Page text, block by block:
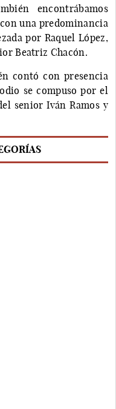
encontrábamos
una predominancia
por Raquel López,
Beatriz Chacón.
contó con presencia
se compuso por el
senior Iván Ramos y